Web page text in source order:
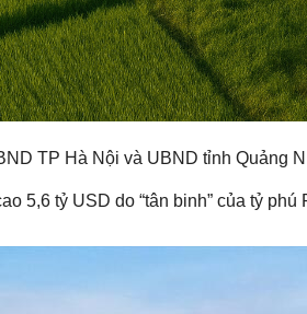
TP Hà Nội và UBND tỉnh Quảng
5,6 tỷ USD do “tân binh” của tỷ